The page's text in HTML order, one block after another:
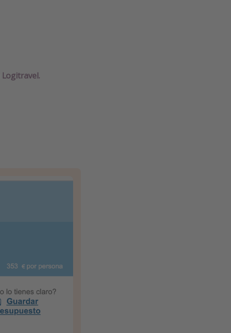
Logitravel.